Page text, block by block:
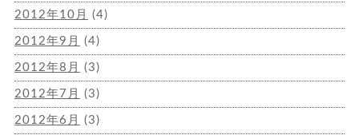
2012年10月 (4)
2012年9月 (4)
2012年8月 (3)
2012年7月 (3)
2012年6月 (3)